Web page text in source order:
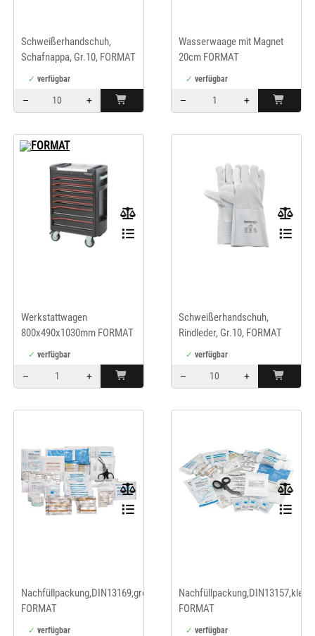
Schweißerhandschuh,
Schafnappa, Gr.10, FORMAT
verfügbar
–
+
Wasserwaage mit Magnet
20cm FORMAT
verfügbar
–
+
FORMAT
Werkstattwagen
800x490x1030mm FORMAT
verfügbar
–
+
Schweißerhandschuh,
Rindleder, Gr.10, FORMAT
verfügbar
–
+
Nachfüllpackung,DIN13169,groß,
FORMAT
verfügbar
Nachfüllpackung,DIN13157,klein,
FORMAT
verfügbar